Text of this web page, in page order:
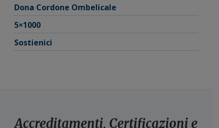
Dona Cordone Ombelicale
5×1000
Sostienici
Accreditamenti, Certificazioni e